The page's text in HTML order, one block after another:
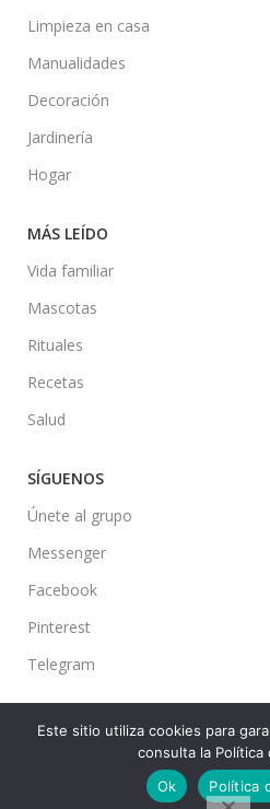
Limpieza en casa
Manualidades
Decoración
Jardinería
Hogar
MÁS LEÍDO
Vida familiar
Mascotas
Rituales
Recetas
Salud
SÍGUENOS
Únete al grupo
Messenger
Facebook
Pinterest
Telegram
Ideas en tu Hogar 2022 Created By
Este sitio utiliza cookies para
consulta la Política
Ok
Política